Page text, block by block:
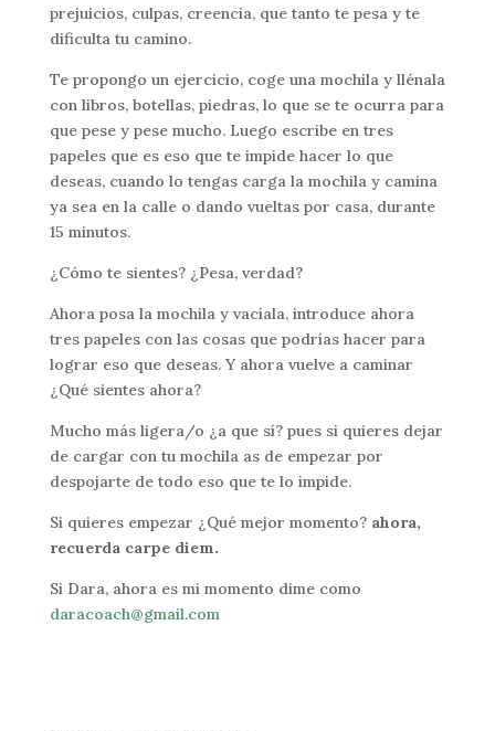
prejuicios, culpas, creencia, que tanto te pesa y te
dificulta tu camino.
Te propongo un ejercicio, coge una mochila y llénala
con libros, botellas, piedras, lo que se te ocurra para
que pese y pese mucho. Luego escribe en tres
papeles que es eso que te impide hacer lo que
deseas, cuando lo tengas carga la mochila y camina
ya sea en la calle o dando vueltas por casa, durante
15 minutos.
¿Cómo te sientes? ¿Pesa, verdad?
Ahora posa la mochila y vacíala, introduce ahora
tres papeles con las cosas que podrías hacer para
lograr eso que deseas. Y ahora vuelve a caminar
¿Qué sientes ahora?
Mucho más ligera/o ¿a que sí? pues si quieres dejar
de cargar con tu mochila as de empezar por
despojarte de todo eso que te lo impide.
Si quieres empezar ¿Qué mejor momento?ahora,
recuerda carpe diem.
Si Dara, ahora es mi momento dime como
daracoach@gmail.com